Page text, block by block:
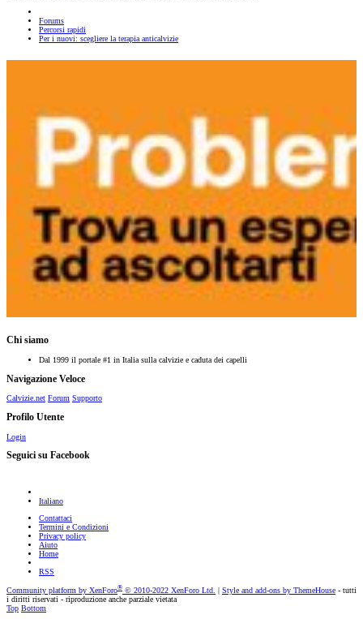
Forums
Percorsi rapidi
Per i nuovi: scegliere la terapia anticalvizie
Chi siamo
Dal 1999 il portale #1 in Italia sulla calvizie e caduta dei capelli
Navigazione Veloce
Calvizie.net Forum Supporto
Profilo Utente
Login
Seguici su Facebook
Italiano
Contattaci
Termini e Condizioni
Privacy policy
Aiuto
Home
RSS
Community platform by XenForo® © 2010-2022 XenForo Ltd. Style and add-ons by ThemeHouse - tutti
i diritti riservati - riproduzione anche parziale vietata
Top Bottom